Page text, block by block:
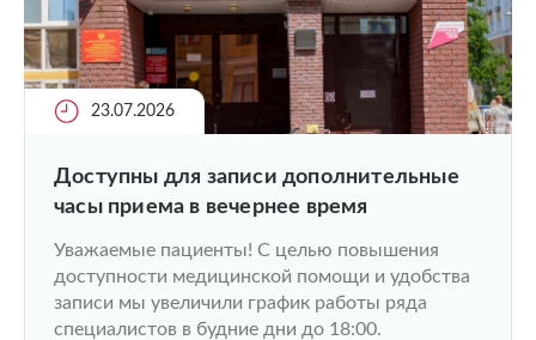
23.07.2026
Доступны для записи дополнительные
часы приема в вечернее время
Уважаемые пациенты! С целью повышения
доступности медицинской помощи и удобства
записи мы увеличили график работы ряда
специалистов в будние дни до 18:00.